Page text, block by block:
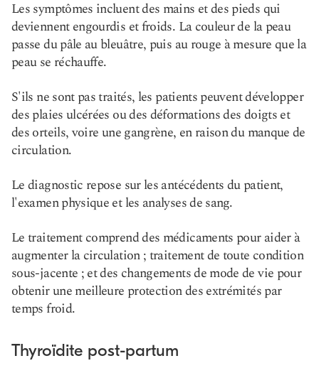
Les symptômes incluent des mains et des pieds qui
deviennent engourdis et froids. La couleur de la peau
passe du pâle au bleuâtre, puis au rouge à mesure que la
peau se réchauffe.
S'ils ne sont pas traités, les patients peuvent développer
des plaies ulcérées ou des déformations des doigts et
des orteils, voire une gangrène, en raison du manque de
circulation.
Le diagnostic repose sur les antécédents du patient,
l'examen physique et les analyses de sang.
Le traitement comprend des médicaments pour aider à
augmenter la circulation ; traitement de toute condition
sous-jacente ; et des changements de mode de vie pour
obtenir une meilleure protection des extrémités par
temps froid.
Thyroïdite post-partum